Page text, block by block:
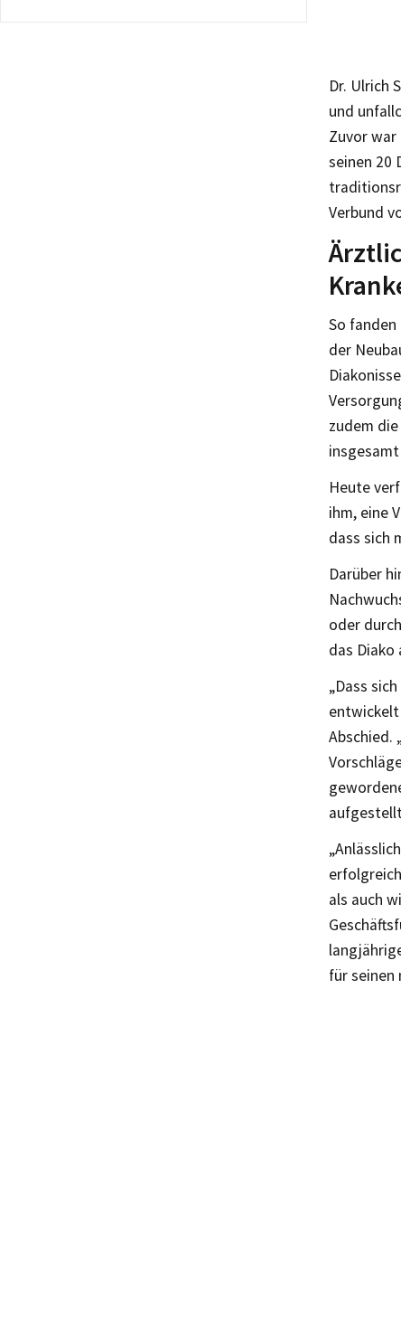
Dr. Ulrich
und
Zuvor
seinen 20
Verbund
So
der
zudem
Heute
ihm, eine
dass sich
Darüber
oder
das Diako
„Dass
entwickelt
Abschied.
als auch
für seinen